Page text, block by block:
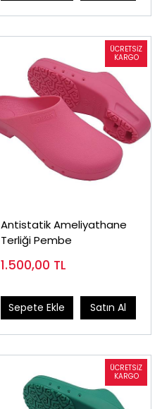
Antistatik Ameliyathane
Terliği Pembe
1.500,00 TL
Sepete Ekle Satın Al